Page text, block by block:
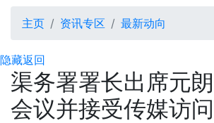
最新动向
主页 资讯专区 最新动向
隐藏返回
渠务署署长出席元
会议并接受传媒访问